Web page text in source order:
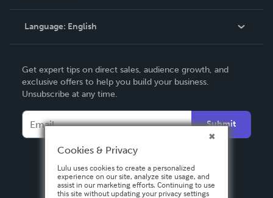
Knowledge Base
Contact Support
Language: English
Deutsch
Français
Español
Get expert tips on direct sales, audience growth, and
exclusive offers to help you build your business.
Unsubscribe at any time.
Submit
Cookies & Privacy
Lulu uses cookies to create a personalized
experience on our site, analyze site usage, and
assist in our marketing efforts. Continuing to use
this site without updating your privacy settings